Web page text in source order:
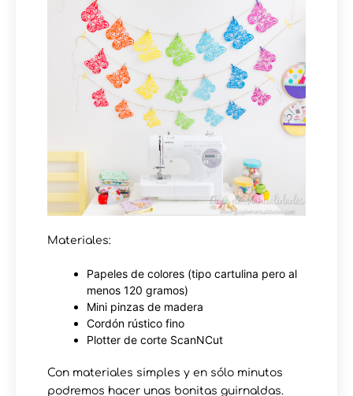
Materiales:
Papeles de colores (tipo cartulina pero al
menos 120 gramos)
Mini pinzas de madera
Cordón rústico fino
Plotter de corte ScanNCut
Con materiales simples y en sólo minutos
podremos hacer unas bonitas guirnaldas.